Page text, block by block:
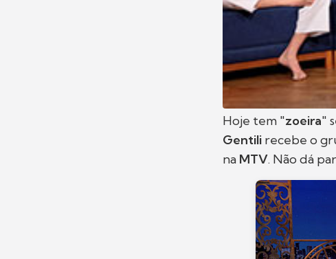
Hoje tem "zoeira"
Gentili recebe o
na MTV. Não dá